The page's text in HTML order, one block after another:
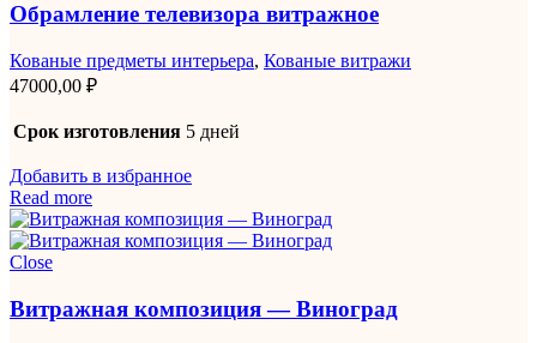
Обрамление телевизора витражное
Кованые предметы интерьера, Кованые витражи
47000,00 ₽
Срок изготовления 5 дней
Добавить в избранное
Read more
Close
Витражная композиция — Виноград